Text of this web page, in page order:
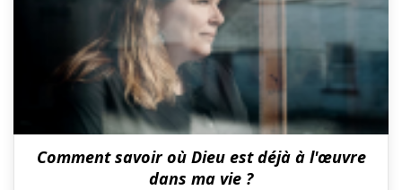
Comment savoir où Dieu est déjà à l'œuvre
dans ma vie ?